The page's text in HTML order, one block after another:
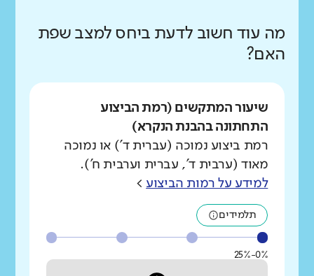
מה עוד חשוב לדעת ביחס למצב שפת
האם?
שיעור המתקשים (רמת הביצוע
התחתונה בהבנת הנקרא)
רמת ביצוע נמוכה (עברית ד') או נמוכה
מאוד (ערבית ד', עברית וערבית ח').
למידע על רמות הביצוע >
תלמידים
0%-25%